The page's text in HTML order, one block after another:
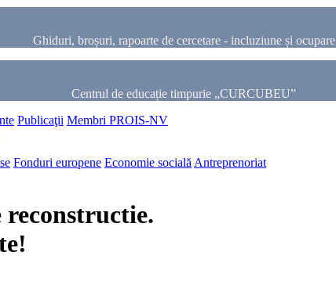
Ghiduri, broșuri, rapoarte de cercetare - incluziune și ocupare
Centrul de educație timpurie „CURCUBEU”
Publicaţii Membri PROIS-NV
Fonduri europene Economie socială Antreprenoriat
reconstructie.